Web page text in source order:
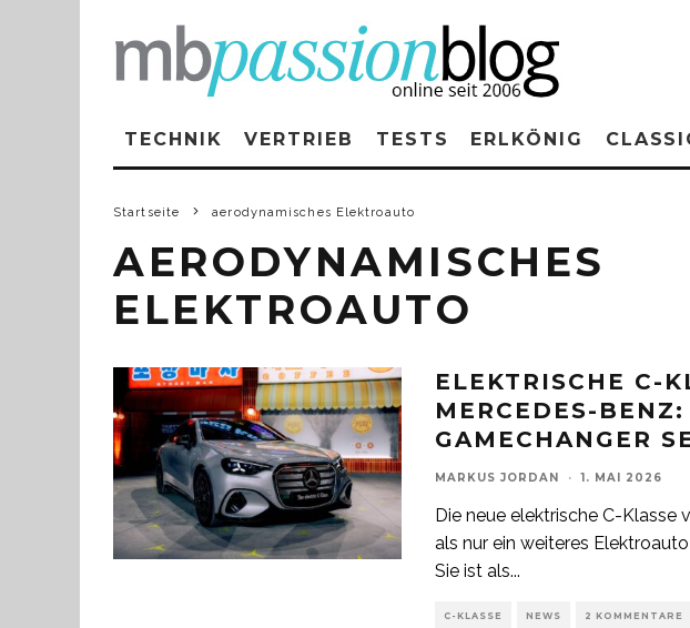
TECHNIK VERTRIEB TESTS ERLKÖNIG
Startseite aerodynamisches Elektroauto
AERODYNAMISCHES
ELEKTROAUTO
ELEKTRISCHE C-
MERCEDES-
GAMECHANGER
MARKUS JORDAN · 1. MAI 2026
Die neue elektrische C-Klasse
als nur ein weiteres
Sie ist als...
C-KLASSE NEWS 2 KOMMENTARE